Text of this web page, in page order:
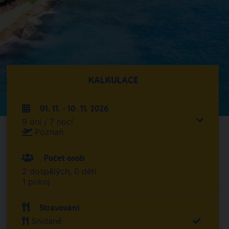
KALKULACE
01. 11. - 10. 11. 2026
9 dní / 7 nocí
Poznań
Počet osob
2 dospělých, 0 dětí
1 pokoj
Stravování
Snídaně